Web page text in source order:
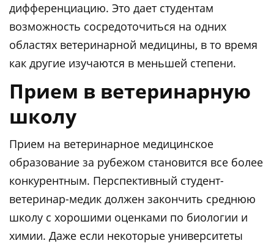
дифференциацию. Это дает студентам
возможность сосредоточиться на одних
областях ветеринарной медицины, в то время
как другие изучаются в меньшей степени.
Прием в ветеринарную
школу
Прием на ветеринарное медицинское
образование за рубежом становится все более
конкурентным. Перспективный студент-
ветеринар-медик должен закончить среднюю
школу с хорошими оценками по биологии и
химии. Даже если некоторые университеты